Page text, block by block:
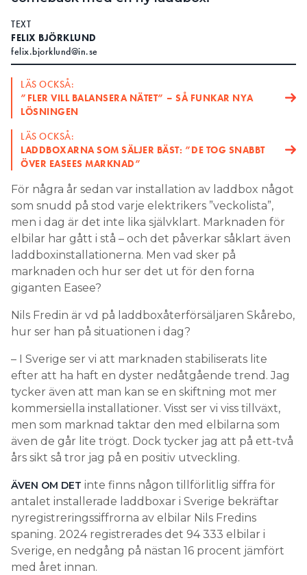
TEXT
FELIX BJÖRKLUND
felix.bjorklund@in.se
LÄS OCKSÅ:
”FLER VILL BALANSERA NÄTET” – SÅ FUNKAR NYA
LÖSNINGEN
LÄS OCKSÅ:
LADDBOXARNA SOM SÄLJER BÄST: ”DE TOG SNABBT
ÖVER EASEES MARKNAD”
För några år sedan var installation av laddbox något
som snudd på stod varje elektrikers ”veckolista”,
men i dag är det inte lika självklart. Marknaden för
elbilar har gått i stå – och det påverkar såklart även
laddboxinstallationerna. Men vad sker på
marknaden och hur ser det ut för den forna
giganten Easee?
Nils Fredin är vd på laddboxåterförsäljaren Skårebo,
hur ser han på situationen i dag?
– I Sverige ser vi att marknaden stabiliserats lite
efter att ha haft en dyster nedåtgående trend. Jag
tycker även att man kan se en skiftning mot mer
kommersiella installationer. Visst ser vi viss tillväxt,
men som marknad taktar den med elbilarna som
även de går lite trögt. Dock tycker jag att på ett-två
års sikt så tror jag på en positiv utveckling.
ÄVEN OM DET inte finns någon tillförlitlig siffra för
antalet installerade laddboxar i Sverige bekräftar
nyregistreringssiffrorna av elbilar Nils Fredins
spaning. 2024 registrerades det 94 333 elbilar i
Sverige, en nedgång på nästan 16 procent jämfört
med året innan.